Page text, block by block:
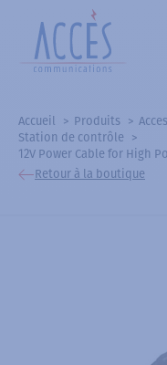
Accueil Produits
Station de contrôle
12V Power Cable for High
Retour à la boutique